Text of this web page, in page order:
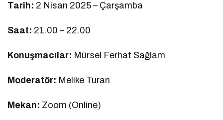
Tarih: 2 Nisan 2025 – Çarşamba
Saat: 21.00 – 22.00
Konuşmacılar: Mürsel Ferhat Sağlam
Moderatör: Melike Turan
Mekan: Zoom (Online)